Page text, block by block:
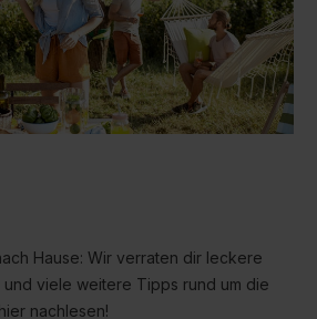
Hause: Wir verraten dir leckere
viele weitere Tipps rund um die
nachlesen!